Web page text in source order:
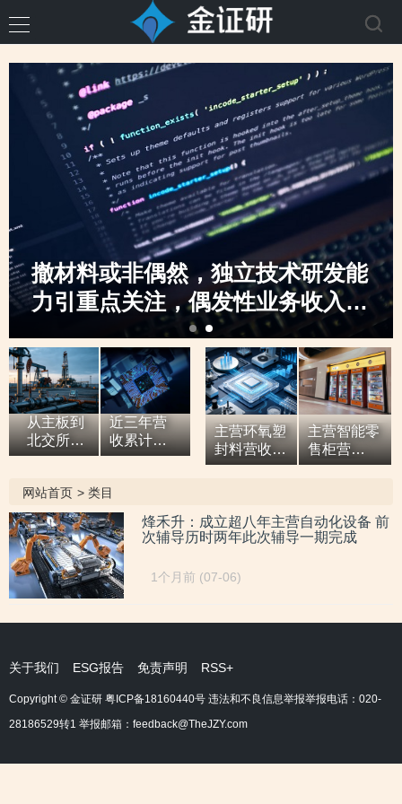
撤材料或非偶然，独立技术研发能
力引重点关注，偶发性业务收入骤
升，创业板定位之监管“不动摇”
从主板到
北交所，7
亿元营收
服务商两
次撤单，
募投项目
必要性与
核心技术
竞争力
遭“拷问”
近三年营
收累计超9
亿元，拓
场背后外
销收入合
计六百余
万元，辅
导期间参
与高校牵
头的重点
研发项
与该高校
人员“同名”
主营环氧塑
封料营收逐
年增高，应
同行，辅导
期内或向关
击”置出资
主营智能零
售柜营
收“两连
低，自称AI
驱动零售企
网站首页 > 类目
烽禾升：成立超八年主营自动化设备 前
次辅导历时两年此次辅导一期完成
1个月前 (07-06)
关于我们 ESG报告 免责声明 RSS+
Copyright © 金证研 粤ICP备18160440号 违法和不良信息举报举报电话：020-
28186529转1 举报邮箱：feedback@TheJZY.com